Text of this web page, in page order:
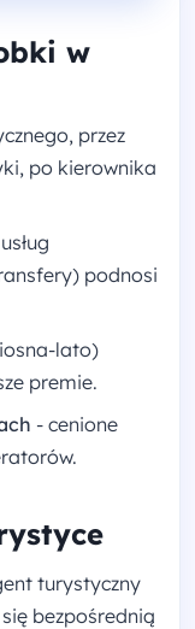
w
przez
po kierownika
podnosi
lato)
premie.
- cenione
turystyczny
bezpośrednią